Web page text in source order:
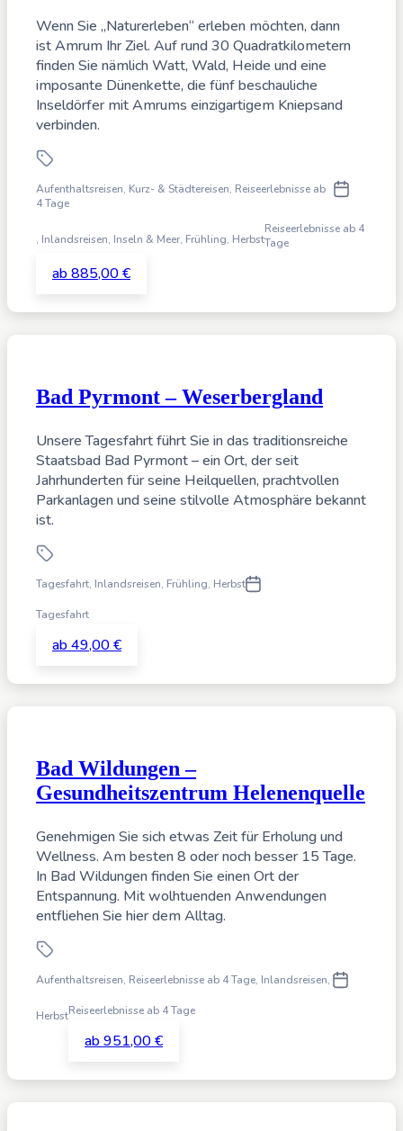
Wenn Sie „Naturerleben“ erleben möchten, dann
ist Amrum Ihr Ziel. Auf rund 30 Quadratkilometern
finden Sie nämlich Watt, Wald, Heide und eine
imposante Dünenkette, die fünf beschauliche
Inseldörfer mit Amrums einzigartigem Kniepsand
verbinden.
Aufenthaltsreisen, Kurz- & Städtereisen, Reiseerlebnisse ab
4 Tage
, Inlandsreisen, Inseln & Meer, Frühling, Herbst
Reiseerlebnisse ab 4
Tage
ab 885,00 €
Bad Pyrmont – Weserbergland
Unsere Tagesfahrt führt Sie in das traditionsreiche
Staatsbad Bad Pyrmont – ein Ort, der seit
Jahrhunderten für seine Heilquellen, prachtvollen
Parkanlagen und seine stilvolle Atmosphäre bekannt
ist.
Tagesfahrt, Inlandsreisen, Frühling, Herbst
Tagesfahrt
ab 49,00 €
Bad Wildungen –
Gesundheitszentrum Helenenquelle
Genehmigen Sie sich etwas Zeit für Erholung und
Wellness. Am besten 8 oder noch besser 15 Tage.
In Bad Wildungen finden Sie einen Ort der
Entspannung. Mit wolhtuenden Anwendungen
entfliehen Sie hier dem Alltag.
Aufenthaltsreisen, Reiseerlebnisse ab 4 Tage, Inlandsreisen,
HerbstReiseerlebnisse ab 4 Tage
ab 951,00 €